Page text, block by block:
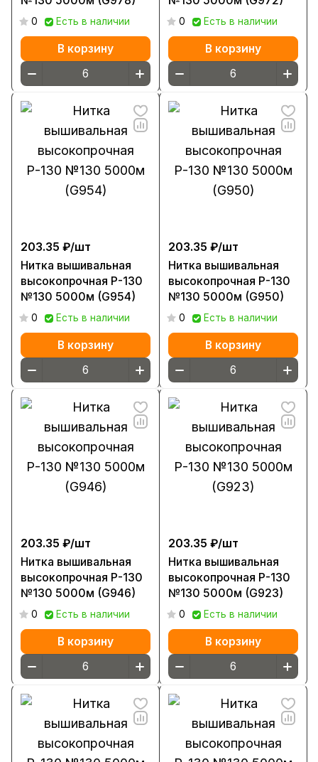
0 Есть в наличии
В корзину
0 Есть в наличии
В корзину
203.35 ₽/шт
Нитка вышивальная
высокопрочная Р-130
№130 5000м (G954)
0 Есть в наличии
В корзину
203.35 ₽/шт
Нитка вышивальная
высокопрочная Р-130
№130 5000м (G950)
0 Есть в наличии
В корзину
203.35 ₽/шт
Нитка вышивальная
высокопрочная Р-130
№130 5000м (G946)
0 Есть в наличии
В корзину
203.35 ₽/шт
Нитка вышивальная
высокопрочная Р-130
№130 5000м (G923)
0 Есть в наличии
В корзину